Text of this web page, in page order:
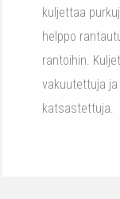
kuljettaa
helppo
rantoihin.
vakuutettuja
katsastettuja.